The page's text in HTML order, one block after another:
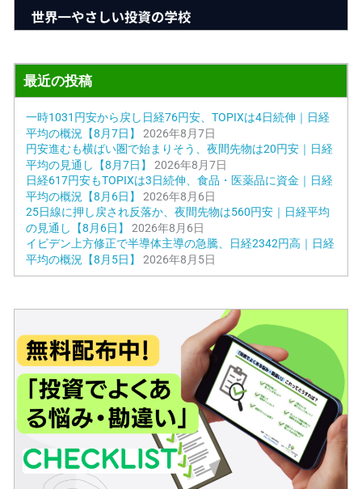
最近の投稿
一時1031円安から戻し日経76円安、TOPIXは4日続伸｜日経
平均の概況【8月7日】
2026年8月7日
円安進むも横ばい圏で始まりそう、夜間先物は20円安｜日経
平均の見通し【8月7日】
2026年8月7日
日経617円安もTOPIXは3日続伸、食品・医薬品に資金｜日経
平均の概況【8月6日】
2026年8月6日
25日線に押し戻され反落か、夜間先物は560円安｜日経平均
の見通し【8月6日】
2026年8月6日
イビデン上方修正で半導体主導の急騰、日経2342円高｜日経
平均の概況【8月5日】
2026年8月5日